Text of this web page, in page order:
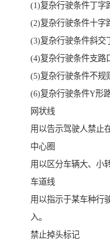
(1)复杂行驶条件丁字
(2)复杂行驶条件十字
(3)复杂行驶条件斜交
(4)复杂行驶条件支路
(5)复杂行驶条件不规
(6)复杂行驶条件Y形
网状线
用以告示驾驶人禁止
中心圈
用以区分车辆大、小
车道线
用以指示于某车种行
入。
禁止掉头标记